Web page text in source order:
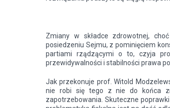
Zmiany w składce zdrowotnej,
posiedzeniu Sejmu, z pominięciem
partiami rządzącymi o to, czyja
przewidywalności i stabilności prawa
Jak przekonuje prof. Witold
nie robi się tego z nie do końca
zapotrzebowania. Skuteczne